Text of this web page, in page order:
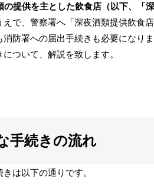
提供を主とした飲食店（以下、「深
で、警察署へ「深夜酒類提供飲食
防署への届出手続きも必要になりま
ついて、解説を致します。
手続きの流れ
は以下の通りです。